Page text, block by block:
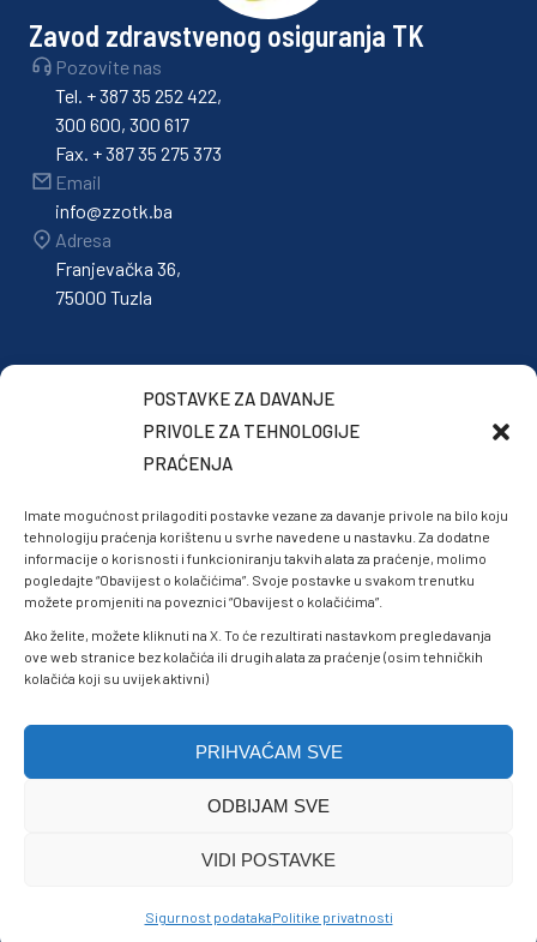
POSTAVKE ZA DAVANJE
PRIVOLE ZA TEHNOLOGIJE
PRAĆENJA
Imate mogućnost prilagoditi postavke vezane za davanje privole na bilo koju
tehnologiju praćenja korištenu u svrhe navedene u nastavku. Za dodatne
informacije o korisnosti i funkcioniranju takvih alata za praćenje, molimo
pogledajte “Obavijest o kolačićima”. Svoje postavke u svakom trenutku
možete promjeniti na poveznici “Obavijest o kolačićima”.
Ako želite, možete kliknuti na X. To će rezultirati nastavkom pregledavanja
ove web stranice bez kolačića ili drugih alata za praćenje (osim tehničkih
kolačića koji su uvijek aktivni)
PRIHVAĆAM SVE
ODBIJAM SVE
VIDI POSTAVKE
Sigurnost podatakaPolitike privatnosti
Zavod zdravstvenog osiguranja TK
Pozovite nas
Tel. + 387 35 252 422,
300 600, 300 617
Fax. + 387 35 275 373
Email
info@zzotk.ba
Adresa
Franjevačka 36,
75000 Tuzla
Politike privatnosti